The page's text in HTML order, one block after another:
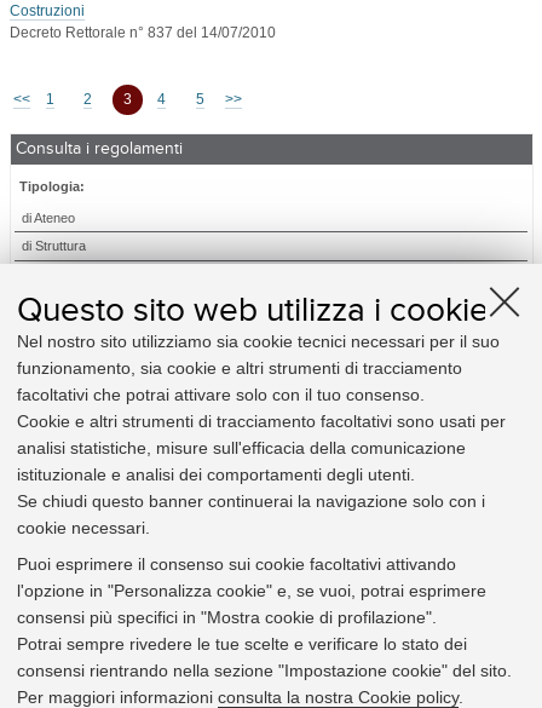
Questo sito web utilizza i cookie
Nel nostro sito utilizziamo sia cookie tecnici necessari per il suo
funzionamento, sia cookie e altri strumenti di tracciamento
facoltativi che potrai attivare solo con il tuo consenso.
Cookie e altri strumenti di tracciamento facoltativi sono usati per
analisi statistiche, misure sull'efficacia della comunicazione
istituzionale e analisi dei comportamenti degli utenti.
Se chiudi questo banner continuerai la navigazione solo con i
cookie necessari.
Puoi esprimere il consenso sui cookie facoltativi attivando
l'opzione in "Personalizza cookie" e, se vuoi, potrai esprimere
consensi più specifici in "Mostra cookie di profilazione".
Potrai sempre rivedere le tue scelte e verificare lo stato dei
consensi rientrando nella sezione "Impostazione cookie" del sito.
Per maggiori informazioni consulta la nostra Cookie policy.
Costruzioni
Decreto Rettorale n° 837 del 14/07/2010
<< 1 2 3 4 5 >>
Consulta i regolamenti
Tipologia:
di Ateneo
di Struttura
Amministrazione
Didattica e diritto allo studio
Procedimento amministrativo e privacy
Ricerca
Studente
Docente
Personale Tecnico-amministrativo
Impresa e altri soggetti terzi